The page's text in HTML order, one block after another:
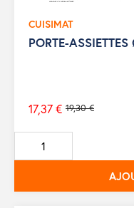
CUISIMAT
PORTE-
Prix
de
base
19,30 €
17,37 €